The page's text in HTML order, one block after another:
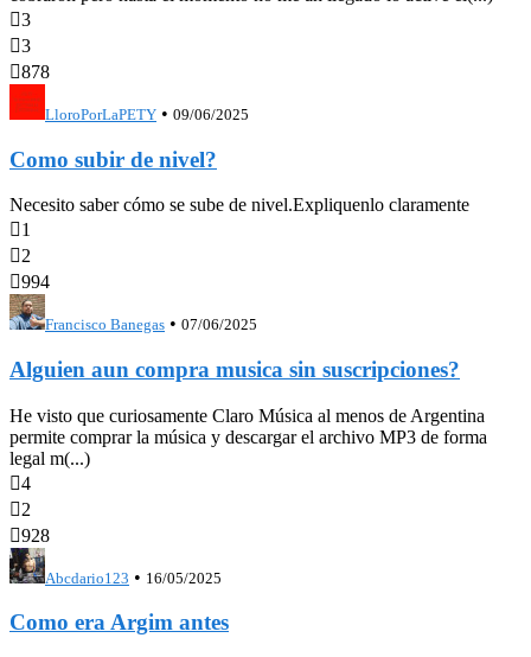
3
3
878
LloroPorLaPETY • 09/06/2025
Como subir de nivel?
Necesito saber cómo se sube de nivel.Expliquenlo claramente
1
2
994
Francisco Banegas • 07/06/2025
Alguien aun compra musica sin suscripciones?
He visto que curiosamente Claro Música al menos de Argentina
permite comprar la música y descargar el archivo MP3 de forma
legal m(...)
4
2
928
Abcdario123 • 16/05/2025
Como era Argim antes